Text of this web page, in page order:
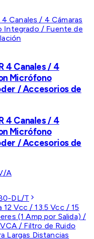
4 Canales / 4
Micrófono
/ Accesorios de
4 Canales / 4
Micrófono
/ Accesorios de
A
DL/T